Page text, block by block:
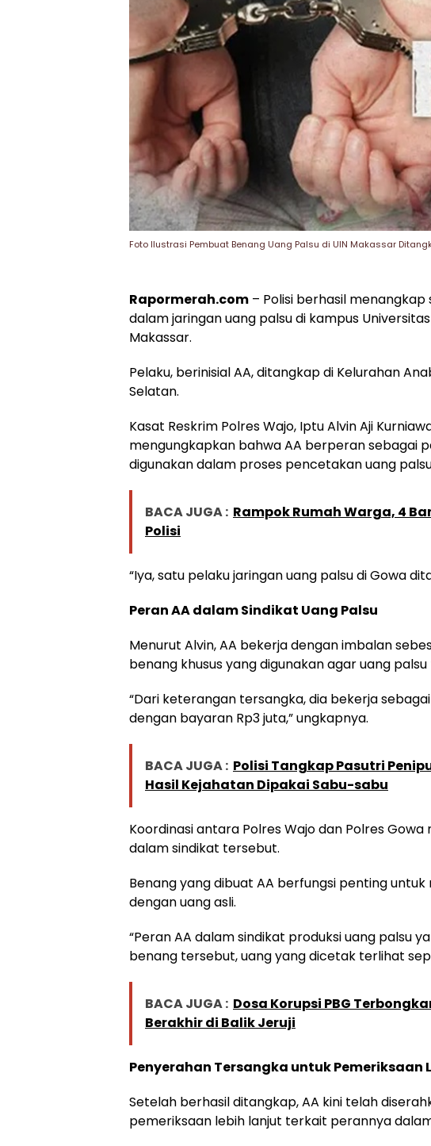
Foto Ilustrasi Pembuat Benang Uang Palsu di UIN Makassar
Rapormerah.com – Polisi berhasil
dalam jaringan uang palsu di kampus
Makassar.
Pelaku, berinisial AA, ditangkap di Kelurahan
Selatan.
Kasat Reskrim Polres Wajo, Iptu Alvin Aji
mengungkapkan bahwa AA berperan sebagai
digunakan dalam proses pencetakan uang
BACA JUGA : Rampok Rumah Warga, 4
Polisi
“Iya, satu pelaku jaringan uang palsu di Gowa
Peran AA dalam Sindikat Uang Palsu
Menurut Alvin, AA bekerja dengan imbalan
benang khusus yang digunakan agar uang
“Dari keterangan tersangka, dia bekerja
dengan bayaran Rp3 juta,” ungkapnya.
BACA JUGA : Polisi Tangkap Pasutri
Hasil Kejahatan Dipakai Sabu-sabu
Koordinasi antara Polres Wajo dan Polres
dalam sindikat tersebut.
Benang yang dibuat AA berfungsi penting
dengan uang asli.
“Peran AA dalam sindikat produksi uang palsu
benang tersebut, uang yang dicetak terlihat
BACA JUGA : Dosa Korupsi PBG
Berakhir di Balik Jeruji
Penyerahan Tersangka untuk Pemeriksaan
Setelah berhasil ditangkap, AA kini telah
pemeriksaan lebih lanjut terkait perannya